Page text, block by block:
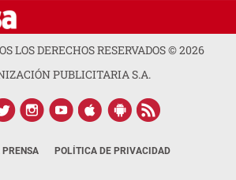
LOS DERECHOS RESERVADOS ©2026
PUBLICITARIA S.A.
POLÍTICA DE PRIVACIDAD